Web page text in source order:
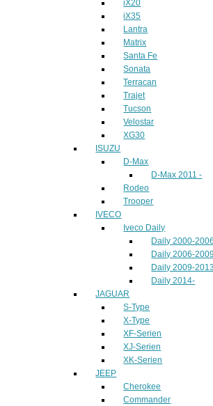
iX20
iX35
Lantra
Matrix
Santa Fe
Sonata
Terracan
Trajet
Tucson
Velostar
XG30
ISUZU
D-Max
D-Max 2011 -
Rodeo
Trooper
IVECO
Iveco Daily
Daily 2000-2006
Daily 2006-2009
Daily 2009-2013
Daily 2014-
JAGUAR
S-Type
X-Type
XF-Serien
XJ-Serien
XK-Serien
JEEP
Cherokee
Commander